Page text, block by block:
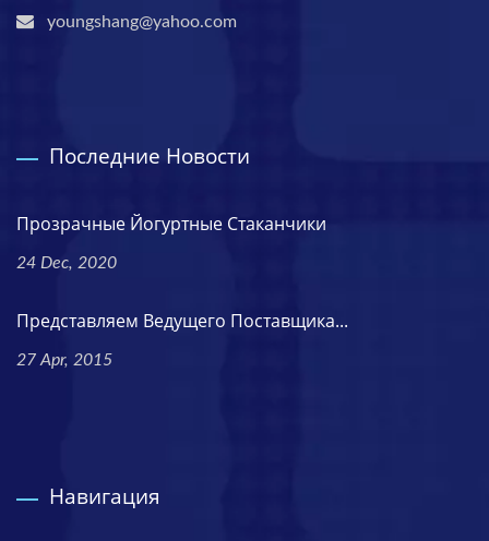
youngshang@yahoo.com
Последние Новости
Прозрачные Йогуртные Стаканчики
24 Dec, 2020
Представляем Ведущего Поставщика...
27 Apr, 2015
Навигация